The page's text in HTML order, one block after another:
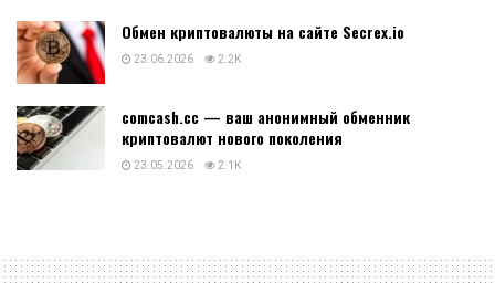
Обмен криптовалюты на сайте Secrex.io
23.06.2026 2.2K
comcash.cc — ваш анонимный обменник
криптовалют нового поколения
23.05.2026 2.1K